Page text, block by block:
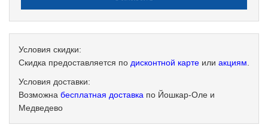
Условия скидки:
Скидка предоставляется по дисконтной карте или акциям.
Условия доставки:
Возможна бесплатная доставка по Йошкар-Оле и
Медведево